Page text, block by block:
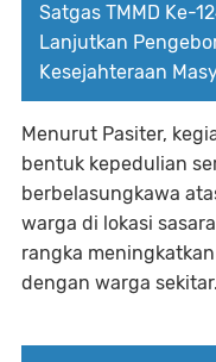
Satgas TMMD Ke-
Lanjutkan
Kesejahteraan
Menurut Pasiter,
bentuk kepedulian
berbelasungkawa
warga di lokasi
rangka
dengan warga sekitar.